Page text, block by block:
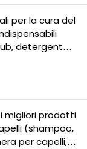
per la cura del
detergente)
migliori prodotti
(shampoo,
per capelli,